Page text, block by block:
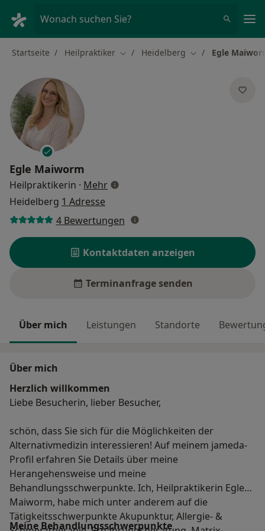
Wonach suchen Sie?
Startseite Heilpraktiker Stadt ändern
Heidelberg Stadt ändern
Egle
Egle Maiworm
Heilpraktikerin · Mehrüber Spezialisierungen
Heidelberg 1 Adresse
4 Bewertungen
Kontaktdaten anzeigen
Terminanfrage senden
Über mich Leistungen Standorte
Über mich
Herzlich willkommen
Liebe Besucherin, lieber Besucher,
schön, dass Sie sich für die Möglichkeiten der
Alternativmedizin interessieren! Auf meinem jameda-
Profil erfahren Sie Details über meine
Herangehensweise und meine
Behandlungsschwerpunkte. Ich, Heilpraktikerin Egle
Maiworm, habe mich unter anderem auf die
Tätigkeitsschwerpunkte Akupunktur, Allergie- &
Meine Behandlungs­schwerpunkte